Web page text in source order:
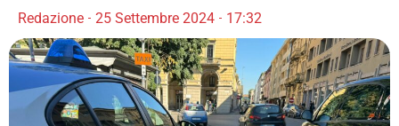
Redazione 25 Settembre 2024 17:32